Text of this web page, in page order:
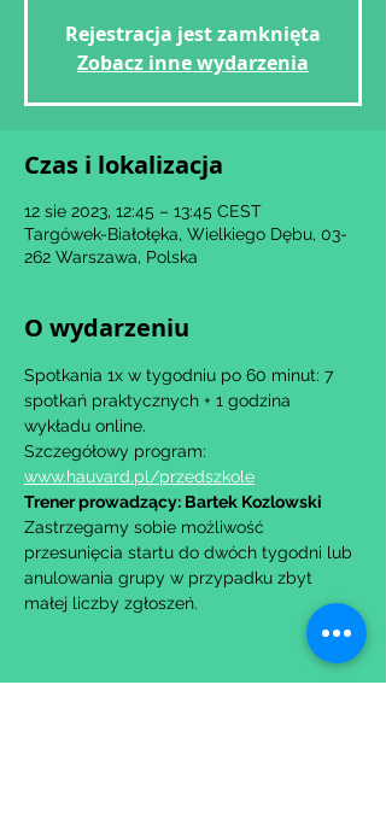
Rejestracja jest zamknięta
Zobacz inne wydarzenia
Czas i lokalizacja
12 sie 2023, 12:45 – 13:45 CEST
Targówek-Białołęka, Wielkiego Dębu, 03-
262 Warszawa, Polska
O wydarzeniu
Spotkania 1x w tygodniu po 60 minut: 7
spotkań praktycznych + 1 godzina
wykładu online.
Szczegółowy program:
www.hauvard.pl/przedszkole
Trener prowadzący: Bartek Kozlowski
Zastrzegamy sobie możliwość
przesunięcia startu do dwóch tygodni lub
anulowania grupy w przypadku zbyt
małej liczby zgłoszeń.